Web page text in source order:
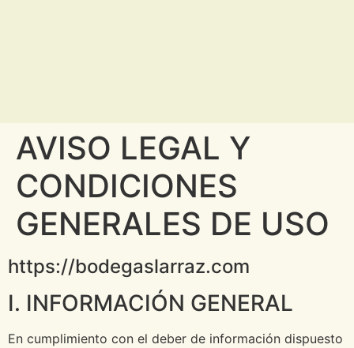
AVISO LEGAL Y
CONDICIONES
GENERALES DE USO
https://bodegaslarraz.com
I. INFORMACIÓN GENERAL
En cumplimiento con el deber de información dispuesto